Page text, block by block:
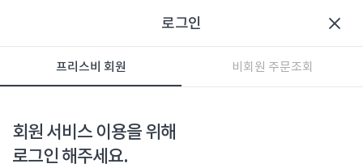
로그인
프리스비 회원 비회원 주문조회
회원 서비스 이용을 위해
로그인 해주세요.